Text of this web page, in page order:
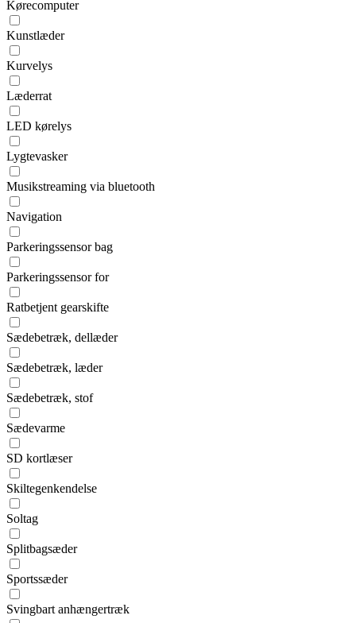
Kørecomputer
Kunstlæder
Kurvelys
Læderrat
LED kørelys
Lygtevasker
Musikstreaming via bluetooth
Navigation
Parkeringssensor bag
Parkeringssensor for
Ratbetjent gearskifte
Sædebetræk, dellæder
Sædebetræk, læder
Sædebetræk, stof
Sædevarme
SD kortlæser
Skiltegenkendelse
Soltag
Splitbagsæder
Sportssæder
Svingbart anhængertræk